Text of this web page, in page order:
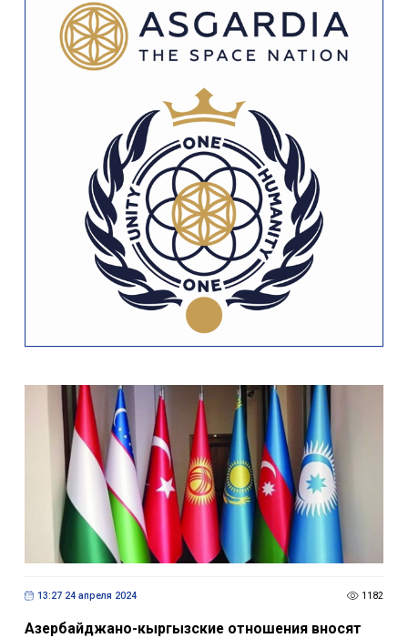
13:27 24 апреля 2024 1182
Азербайджано-кыргызские отношения вносят